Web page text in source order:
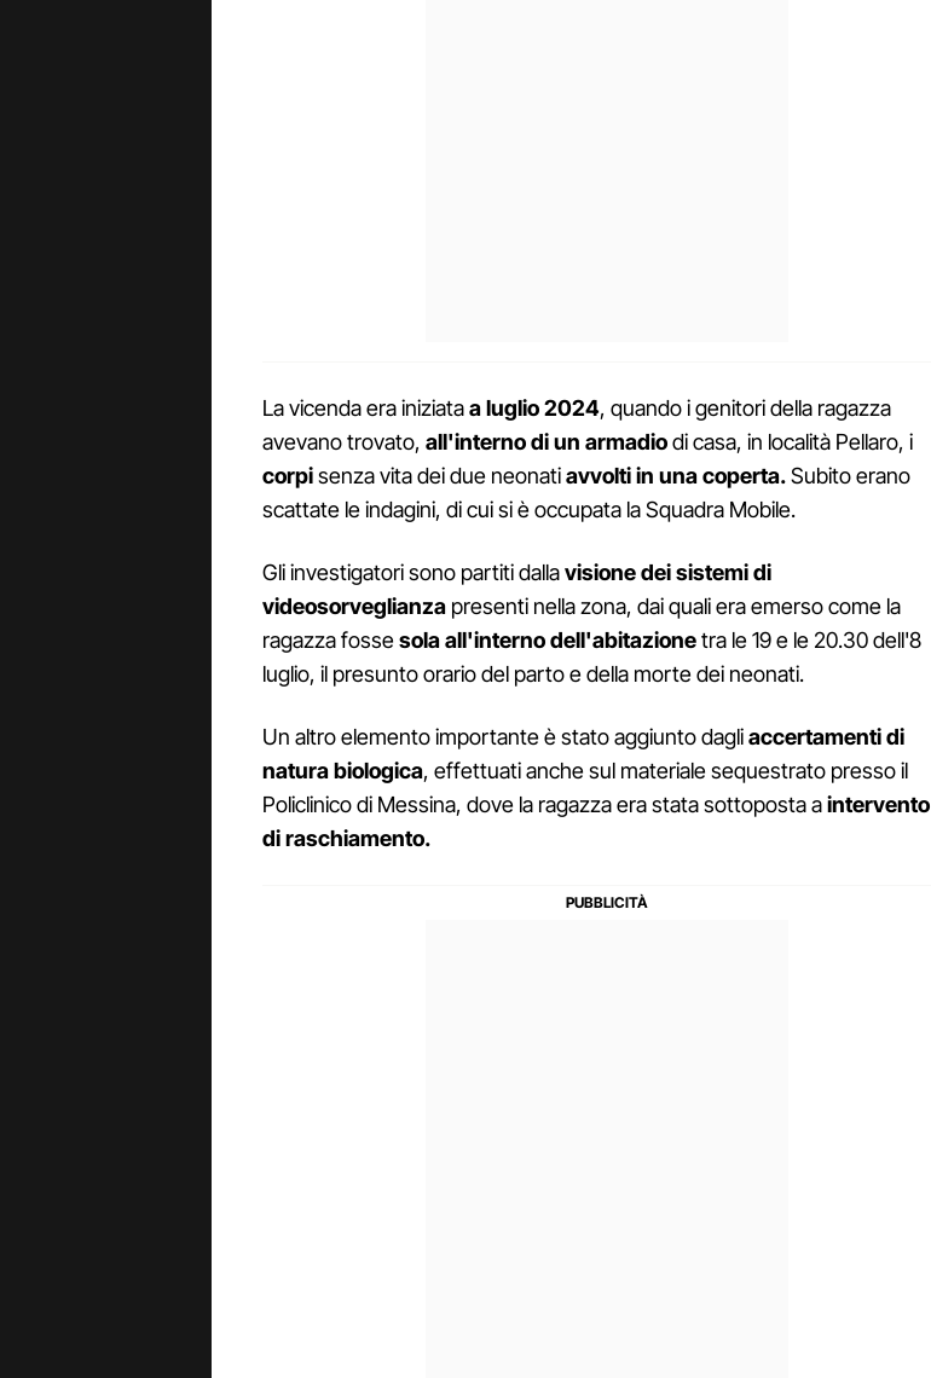
La vicenda era iniziataa luglio 2024, quando i genitori della ragazza
avevano trovato, all'interno di un armadiodi casa, in località Pellaro, i
corpisenza vita dei due neonatiavvolti in una coperta.Subito erano
scattate le indagini, di cui si è occupata la Squadra Mobile.
Gli investigatori sono partiti dallavisione dei sistemi di
videosorveglianza presenti nella zona, dai quali era emerso come la
ragazza fossesola all'interno dell'abitazionetra le 19 e le 20.30 dell'8
luglio, il presunto orario del parto e della morte dei neonati.
Un altro elemento importante è stato aggiunto dagliaccertamenti di
natura biologica, effettuati anche sul materiale sequestrato presso il
Policlinico di Messina, dove la ragazza era stata sottoposta aintervento
di raschiamento.